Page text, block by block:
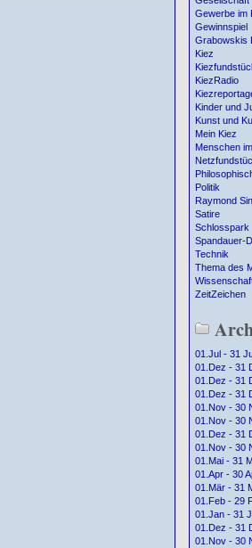
Gewerbe im
Gewinnspiel
Grabowskis
Kiez
KiezRadio
Kinder und
Kunst und
Mein Kiez
Menschen
Politik
Raymond
Satire
Schlosspark
Spandauer-
Technik
Thema des
ZeitZeichen
01.Jul - 31
01.Dez - 31
01.Dez - 31
01.Dez - 31
01.Nov - 30
01.Nov - 30
01.Dez - 31
01.Nov - 30
01.Mai - 31
01.Apr - 30
01.Mär - 31
01.Feb - 29
01.Jan - 31
01.Dez - 31
01.Nov - 30